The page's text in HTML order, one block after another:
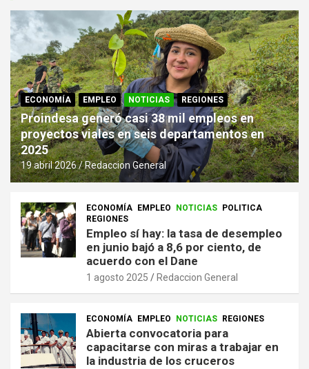
ECONOMÍA EMPLEO NOTICIAS REGIONES
Proindesa generó casi 38 mil empleos en
proyectos viales en seis departamentos en
2025
19 abril 2026 Redaccion General
ECONOMÍA EMPLEO NOTICIAS
POLITICA
REGIONES
Empleo sí hay: la tasa de desempleo
en junio bajó a 8,6 por ciento, de
acuerdo con el Dane
1 agosto 2025 Redaccion General
ECONOMÍA EMPLEO NOTICIAS REGIONES
Abierta convocatoria para
capacitarse con miras a trabajar en
la industria de los cruceros